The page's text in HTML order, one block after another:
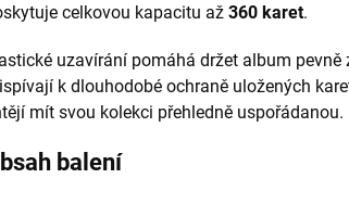
celkovou kapacitu až 360 karet.
uzavírání pomáhá držet album pevně
k dlouhodobé ochraně uložených
mít svou kolekci přehledně uspořádanou.
balení